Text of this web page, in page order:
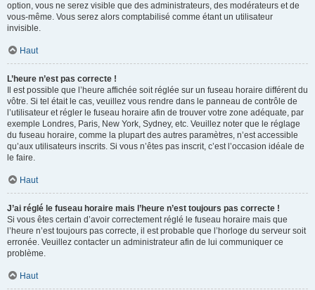
option, vous ne serez visible que des administrateurs, des modérateurs et de
vous-même. Vous serez alors comptabilisé comme étant un utilisateur
invisible.
Haut
L’heure n’est pas correcte !
Il est possible que l’heure affichée soit réglée sur un fuseau horaire différent du
vôtre. Si tel était le cas, veuillez vous rendre dans le panneau de contrôle de
l’utilisateur et régler le fuseau horaire afin de trouver votre zone adéquate, par
exemple Londres, Paris, New York, Sydney, etc. Veuillez noter que le réglage
du fuseau horaire, comme la plupart des autres paramètres, n’est accessible
qu’aux utilisateurs inscrits. Si vous n’êtes pas inscrit, c’est l’occasion idéale de
le faire.
Haut
J’ai réglé le fuseau horaire mais l’heure n’est toujours pas correcte !
Si vous êtes certain d’avoir correctement réglé le fuseau horaire mais que
l’heure n’est toujours pas correcte, il est probable que l’horloge du serveur soit
erronée. Veuillez contacter un administrateur afin de lui communiquer ce
problème.
Haut